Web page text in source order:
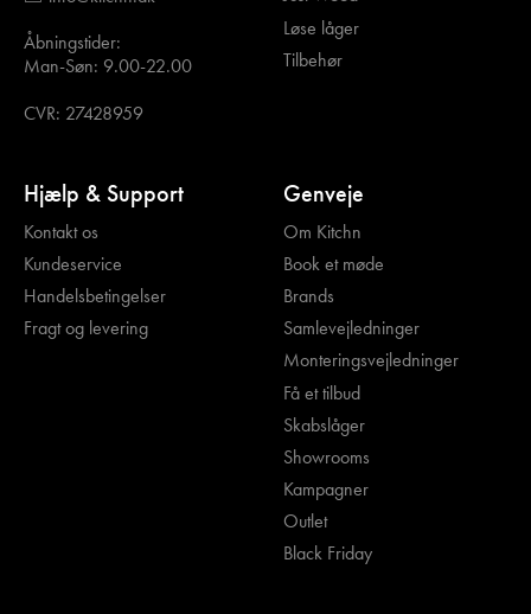
Åbningstider:
Man-Søn: 9.00-22.00
CVR: 27428959
Løse låger
Tilbehør
Hjælp & Support
Kontakt os
Kundeservice
Handelsbetingelser
Fragt og levering
Genveje
Om Kitchn
Book et møde
Brands
Samlevejledninger
Monteringsvejledninger
Få et tilbud
Skabslåger
Showrooms
Kampagner
Outlet
Black Friday